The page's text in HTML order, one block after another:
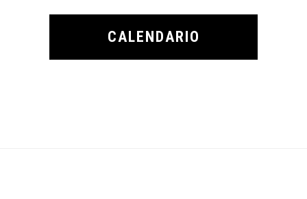
CALENDARIO